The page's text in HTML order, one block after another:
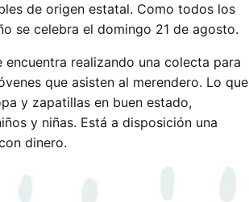
de origen estatal. Como todos los
se celebra el domingo 21 de agosto.
realizando una colecta para
que asisten al merendero. Lo que
y zapatillas en buen estado,
y niñas. Está a disposición una
dinero.